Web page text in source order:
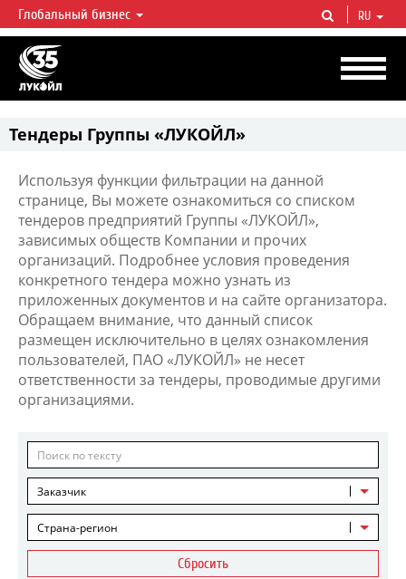
ЛУКОЙЛ СЕГОДНЯ
ЛУКОЙЛ — одна из крупнейших вертикально интегрированных
нефтегазовых компаний в мире, на долю которой приходится более 2%
мировой добычи нефти и около 1% доказанных запасов углеводородов.
Глобальный бизнес RU
Тендеры Группы «ЛУКОЙЛ»
Используя функции фильтрации на данной
странице, Вы можете ознакомиться со списком
тендеров предприятий Группы «ЛУКОЙЛ»,
зависимых обществ Компании и прочих
организаций. Подробнее условия проведения
конкретного тендера можно узнать из
приложенных документов и на сайте организатора.
Обращаем внимание, что данный список
размещен исключительно в целях ознакомления
пользователей, ПАО «ЛУКОЙЛ» не несет
ответственности за тендеры, проводимые другими
организациями.
Заказчик
Страна-регион
Сбросить